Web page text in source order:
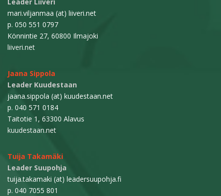
mari.viljanmaa (at) liiveri.net
p. 050 551 0797
Könnintie 27, 60800 Ilmajoki
liiveri.net
Jaana Sippola
Leader Kuudestaan
jaana.sippola (at) kuudestaan.net
p. 040 571 0184
Taitotie 1, 63300 Alavus
kuudestaan.net
Tuija Takamäki
Leader Suupohja
tuija.takamaki (at) leadersuupohja.fi
p. 040 7055 801